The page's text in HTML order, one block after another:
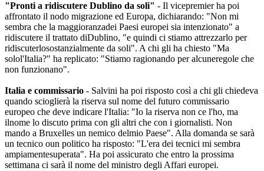
"Pronti a ridiscutere Dublino da soli" - Il vicepremier ha poi
affrontato il nodo migrazione ed Europa, dichiarando: "Non mi
sembra che la maggioranzadei Paesi europei sia intenzionato" a
ridiscutere il trattato diDublino, "e quindi ci stiamo attrezzarlo per
ridiscuterlosostanzialmente da soli". A chi gli ha chiesto "Ma
solol'Italia?" ha replicato: "Stiamo ragionando per alcuneregole che
non funzionano".
Italia e commissario - Salvini ha poi risposto così a chi gli chiedeva
quando scioglierà la riserva sul nome del futuro commissario
europeo che deve indicare l'Italia: "Io la riserva non ce l'ho, ma
ilnome lo discuto prima con gli altri che con i giornalisti. Non
mando a Bruxelles un nemico delmio Paese". Alla domanda se sarà
un tecnico oun politico ha risposto: "L'era dei tecnici mi sembra
ampiamentesuperata". Ha poi assicurato che entro la prossima
settimana ci sarà il nome del ministro degli Affari europei.